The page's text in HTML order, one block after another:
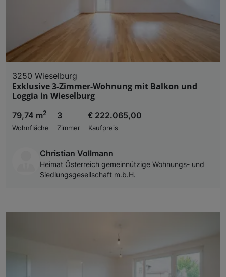
3250 Wieselburg
Exklusive 3-Zimmer-Wohnung mit Balkon und
Loggia in Wieselburg
79,74 m2
Wohnfläche
3
Zimmer
€ 222.065,00
Kaufpreis
Christian Vollmann
Heimat Österreich gemeinnützige Wohnungs- und
Siedlungsgesellschaft m.b.H.